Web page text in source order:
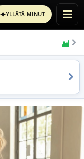
✦YLLÄTÄ MINUT